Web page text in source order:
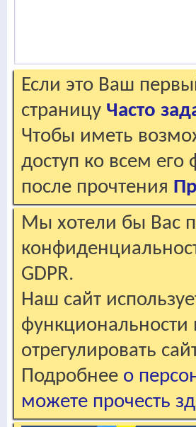
Если это Ваш
страницу Часто
Чтобы иметь
доступ ко всем
после прочтения
Мы хотели бы Вас
GDPR.
Наш сайт
отрегулировать
Подробнее о
можете прочесть